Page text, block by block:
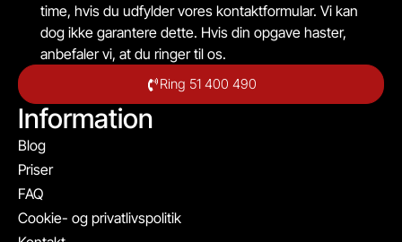
time, hvis du udfylder vores kontaktformular. Vi kan
dog ikke garantere dette. Hvis din opgave haster,
anbefaler vi, at du ringer til os.
Ring 51 400 490
Information
Blog
Priser
FAQ
Cookie- og privatlivspolitik